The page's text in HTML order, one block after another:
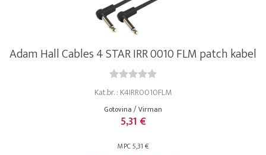
Adam Hall Cables 4 STAR IRR 0010 FLM patch kabel
Kat.br. : K4IRR0010FLM
Gotovina / Virman
5,31 €
MPC 5,31 €